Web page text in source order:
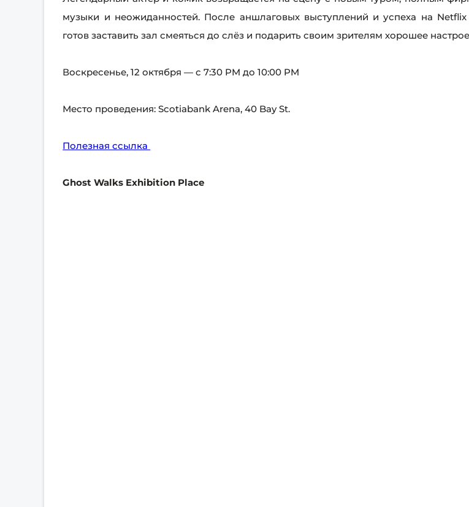
музыки и неожиданностей. После аншлаговых выступлений и успеха на
готов заставить зал смеяться до слёз и подарить своим зрителям хорошее
Воскресенье, 12 октября — с 7:30 PM до 10:00 PM
Место проведения: Scotiabank Arena, 40 Bay St.
Полезная ссылка
Ghost Walks Exhibition Place